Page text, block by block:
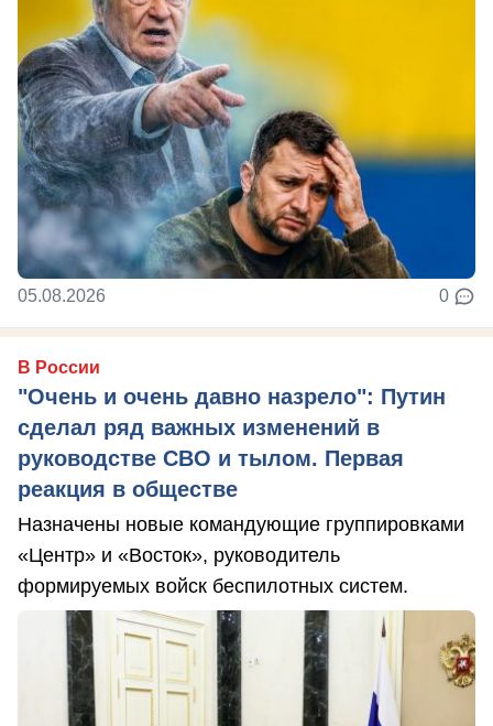
05.08.2026 0
В России
"Очень и очень давно назрело": Путин
сделал ряд важных изменений в
руководстве СВО и тылом. Первая
реакция в обществе
Назначены новые командующие группировками
«Центр» и «Восток», руководитель
формируемых войск беспилотных систем.